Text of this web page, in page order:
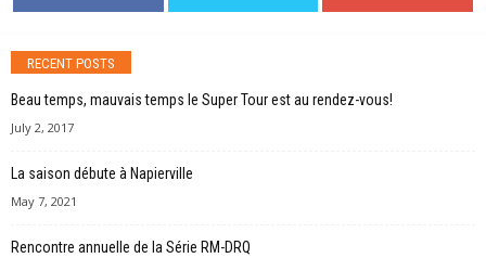
RECENT POSTS
Beau temps, mauvais temps le Super Tour est au rendez-vous!
July 2, 2017
La saison débute à Napierville
May 7, 2021
Rencontre annuelle de la Série RM-DRQ